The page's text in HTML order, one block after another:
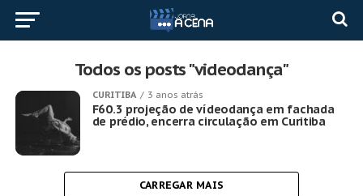
Todos os posts "videodança"
CURITIBA 3 anos atrás
F60.3 projeção de vídeodança em fachada
de prédio, encerra circulação em Curitiba
CARREGAR MAIS